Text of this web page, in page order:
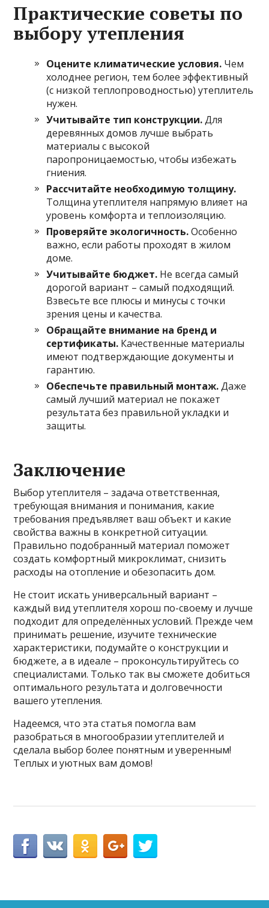
Практические советы по
выбору утепления
Оцените климатические условия. Чем
холоднее регион, тем более эффективный
(с низкой теплопроводностью) утеплитель
нужен.
Учитывайте тип конструкции.Для
деревянных домов лучше выбрать
материалы с высокой
паропроницаемостью, чтобы избежать
гниения.
Рассчитайте необходимую толщину.
Толщина утеплителя напрямую влияет на
уровень комфорта и теплоизоляцию.
Проверяйте экологичность.Особенно
важно, если работы проходят в жилом
доме.
Учитывайте бюджет. Не всегда самый
дорогой вариант – самый подходящий.
Взвесьте все плюсы и минусы с точки
зрения цены и качества.
Обращайте внимание на бренд и
сертификаты. Качественные материалы
имеют подтверждающие документы и
гарантию.
Обеспечьте правильный монтаж.Даже
самый лучший материал не покажет
результата без правильной укладки и
защиты.
Заключение
Выбор утеплителя – задача ответственная,
требующая внимания и понимания, какие
требования предъявляет ваш объект и какие
свойства важны в конкретной ситуации.
Правильно подобранный материал поможет
создать комфортный микроклимат, снизить
расходы на отопление и обезопасить дом.
Не стоит искать универсальный вариант –
каждый вид утеплителя хорош по-своему и лучше
подходит для определённых условий. Прежде чем
принимать решение, изучите технические
характеристики, подумайте о конструкции и
бюджете, а в идеале – проконсультируйтесь со
специалистами. Только так вы сможете добиться
оптимального результата и долговечности
вашего утепления.
Надеемся, что эта статья помогла вам
разобраться в многообразии утеплителей и
сделала выбор более понятным и уверенным!
Теплых и уютных вам домов!